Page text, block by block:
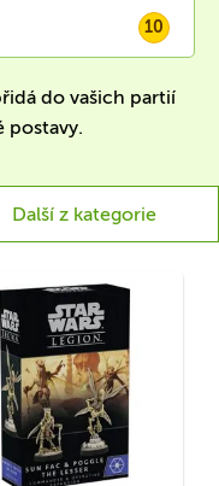
10
do vašich partií
postavy.
Další z kategorie